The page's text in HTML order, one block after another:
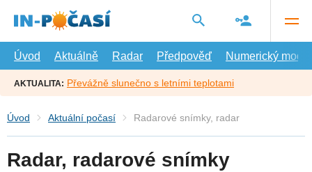
hlavní
Úvod
Aktuálně Radar Předpověď Numerický model
AKTUALITA: Převážně slunečno s letními teplotami
Úvod Aktuální počasí Radarové snímky, radar
Radar, radarové snímky